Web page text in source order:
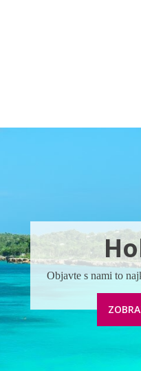
Objavte s nami to